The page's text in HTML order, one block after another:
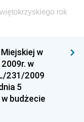
Inwestycji i
i Polityki
Państwowych
rok
w
w
231/2009
5
budżecie